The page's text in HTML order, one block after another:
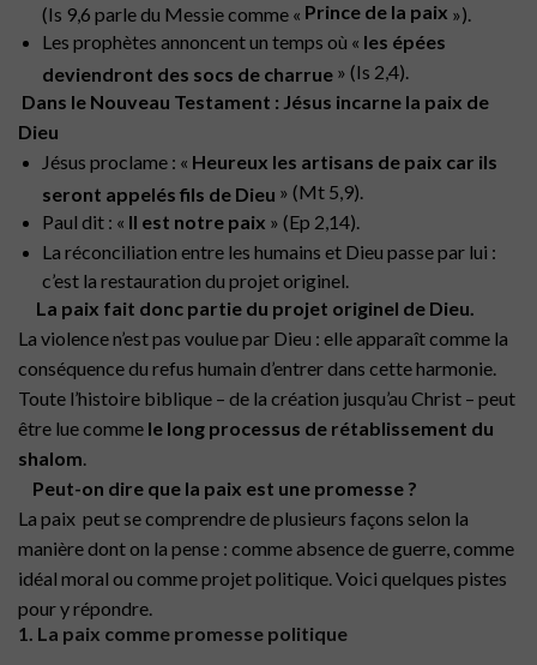
(Is 9,6 parle du Messie comme « Prince de la paix »).
Les prophètes annoncent un temps où « les épées
deviendront des socs de charrue » (Is 2,4).
Dans le Nouveau Testament : Jésus incarne la paix de
Dieu
Jésus proclame : « Heureux les artisans de paix car ils
seront appelés fils de Dieu » (Mt 5,9).
Paul dit : « Il est notre paix » (Ep 2,14).
La réconciliation entre les humains et Dieu passe par lui :
c’est la restauration du projet originel.
La paix fait donc partie du projet originel de Dieu.
La violence n’est pas voulue par Dieu : elle apparaît comme la
conséquence du refus humain d’entrer dans cette harmonie.
Toute l’histoire biblique – de la création jusqu’au Christ – peut
être lue comme le long processus de rétablissement du
shalom.
Peut-on dire que la paix est une promesse ?
La paix peut se comprendre de plusieurs façons selon la
manière dont on la pense : comme absence de guerre, comme
idéal moral ou comme projet politique. Voici quelques pistes
pour y répondre.
1. La paix comme promesse politique